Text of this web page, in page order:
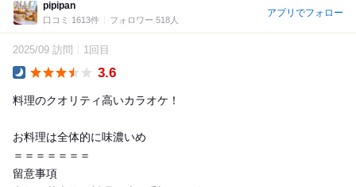
pipipan
口コミ 1613件 フォロワー 518人
アプリでフォロー
2025/09 訪問 1回目
3.6
料理のクオリティ高いカラオケ！
お料理は全体的に味濃いめ
＝＝＝＝＝＝＝
留意事項